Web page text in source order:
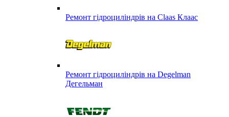
Ремонт гідроциліндрів на Claas Клаас
Ремонт гідроциліндрів на Degelman
Дегельман